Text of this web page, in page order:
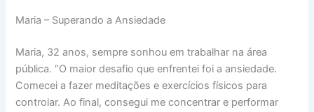
Maria – Superando a Ansiedade
Maria, 32 anos, sempre sonhou em trabalhar na área
pública. “O maior desafio que enfrentei foi a ansiedade.
Comecei a fazer meditações e exercícios físicos para
controlar. Ao final, consegui me concentrar e performar